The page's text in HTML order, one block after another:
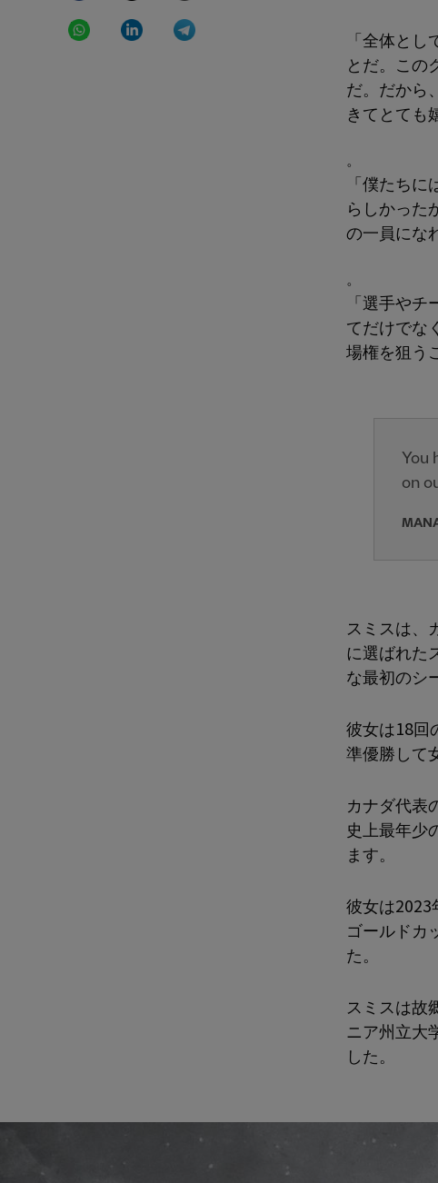
WhatsAppLinkedIn
「全体と
とだ。この
だ。だから
きてとても
。
「僕たち
らしかった
の一員にな
。
「選手や
てだけでな
場権を狙う
You
on
スミスは、
に選ばれた
な最初のシ
彼女は18回
準優勝して
カナダ代表
史上最年少
ます。
彼女は2023
ゴールドカ
た。
スミスは故
ニア州立大
した。